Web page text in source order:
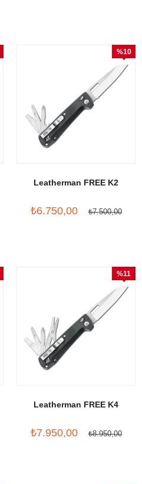
Leatherman FREE K2
₺6.750,00 ₺7.500,00
%10
İndirim
Leatherman FREE K4
₺7.950,00 ₺8.950,00
%11
İndirim